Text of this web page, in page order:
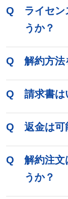
Q
ライセン
うか？
Q 解約方法
Q 請求書は
Q 返金は可
Q
解約注文
うか？